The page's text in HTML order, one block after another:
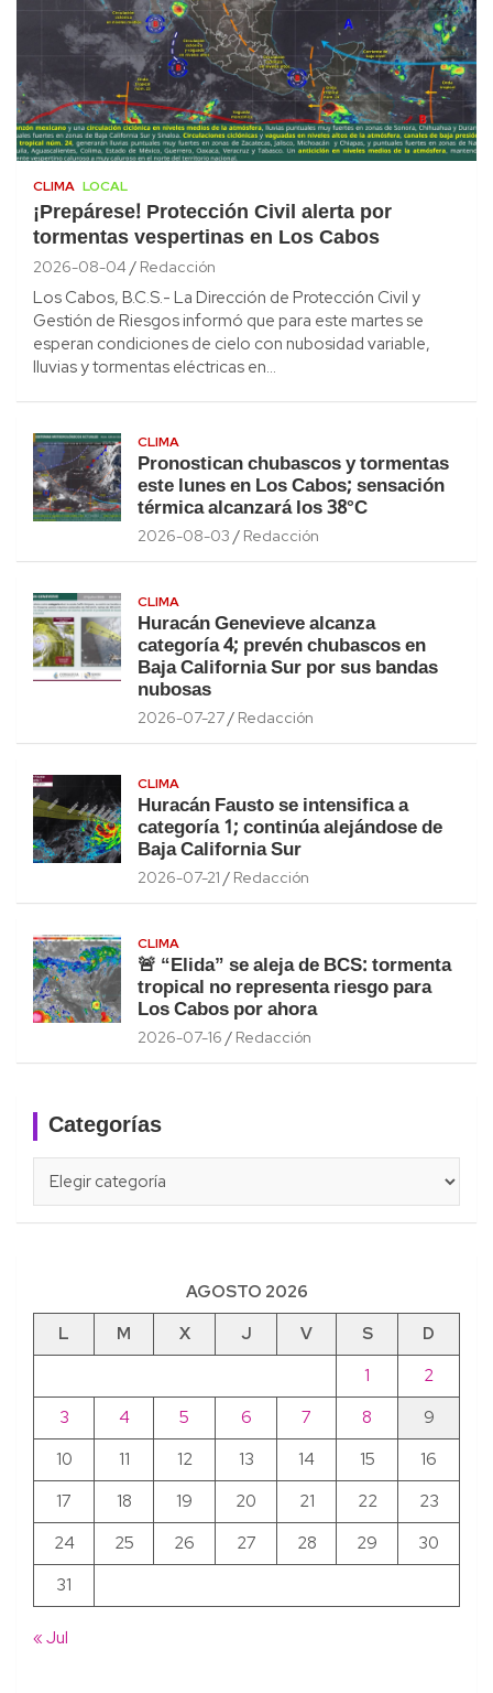
CLIMA LOCAL
¡Prepárese! Protección Civil alerta por
tormentas vespertinas en Los Cabos
2026-08-04 Redacción
Los Cabos, B.C.S.- La Dirección de Protección Civil y
Gestión de Riesgos informó que para este martes se
esperan condiciones de cielo con nubosidad variable,
lluvias y tormentas eléctricas en…
CLIMA
Pronostican chubascos y tormentas
este lunes en Los Cabos; sensación
térmica alcanzará los 38°C
2026-08-03 Redacción
CLIMA
Huracán Genevieve alcanza
categoría 4; prevén chubascos en
Baja California Sur por sus bandas
nubosas
2026-07-27 Redacción
CLIMA
Huracán Fausto se intensifica a
categoría 1; continúa alejándose de
Baja California Sur
2026-07-21 Redacción
CLIMA
🚨 “Elida” se aleja de BCS: tormenta
tropical no representa riesgo para
Los Cabos por ahora
2026-07-16 Redacción
Categorías
AGOSTO 2026
L
M X J V S
D
1
2
3
4 5 6 7 8
9
10
11 12 13 14 15
16
17
18 19 20 21 22
23
24
25 26 27 28 29
30
31
« Jul